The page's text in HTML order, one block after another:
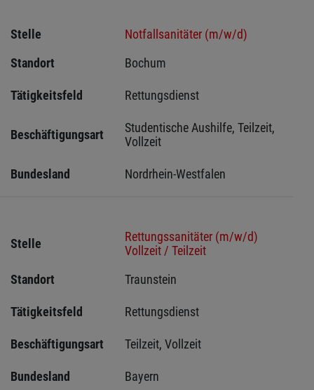
Stelle
Notfallsanitäter (m/w/d)
Standort
Bochum
Tätigkeitsfeld Rettungsdienst
Beschäftigungsart
Studentische Aushilfe, Teilzeit,
Vollzeit
Bundesland Nordrhein-Westfalen
Stelle
Rettungssanitäter (m/w/d)
Vollzeit / Teilzeit
Standort
Traunstein
Tätigkeitsfeld Rettungsdienst
Beschäftigungsart Teilzeit, Vollzeit
Bundesland Bayern